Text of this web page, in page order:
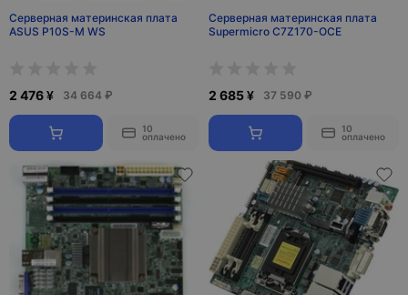
Серверная материнская плата
ASUS P10S-M WS
2 476 ¥ 34 664 ₽
10
оплачено
Серверная материнская плата
Supermicro C7Z170-OCE
2 685 ¥ 37 590 ₽
10
оплачено